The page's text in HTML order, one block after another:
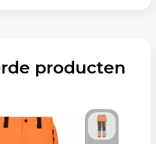
producten